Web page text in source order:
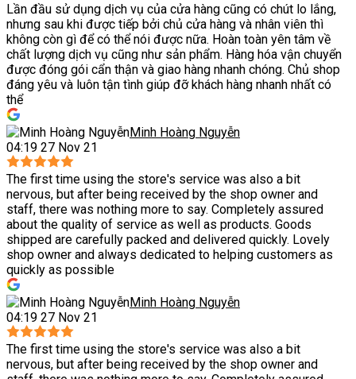
Lần đầu sử dụng dịch vụ của cửa hàng cũng có chút lo lắng,
nhưng sau khi được tiếp bởi chủ cửa hàng và nhân viên thì
không còn gì để có thể nói được nữa. Hoàn toàn yên tâm về
chất lượng dịch vụ cũng như sản phẩm. Hàng hóa vận chuyển
được đóng gói cẩn thận và giao hàng nhanh chóng. Chủ shop
đáng yêu và luôn tận tình giúp đỡ khách hàng nhanh nhất có
thể
Minh Hoàng Nguyễn
04:19 27 Nov 21
The first time using the store's service was also a bit
nervous, but after being received by the shop owner and
staff, there was nothing more to say. Completely assured
about the quality of service as well as products. Goods
shipped are carefully packed and delivered quickly. Lovely
shop owner and always dedicated to helping customers as
quickly as possible
Minh Hoàng Nguyễn
04:19 27 Nov 21
The first time using the store's service was also a bit
nervous, but after being received by the shop owner and